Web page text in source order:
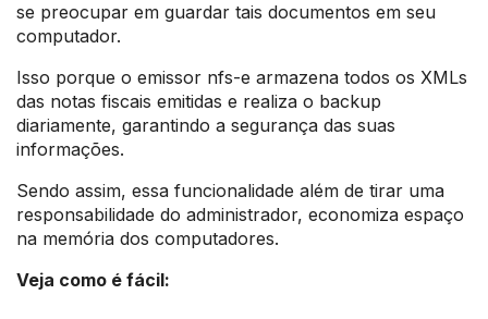
se preocupar em guardar tais documentos em seu
computador.
Isso porque o emissor nfs-e armazena todos os XMLs
das notas fiscais emitidas e realiza o backup
diariamente, garantindo a segurança das suas
informações.
Sendo assim, essa funcionalidade além de tirar uma
responsabilidade do administrador, economiza espaço
na memória dos computadores.
Veja como é fácil: